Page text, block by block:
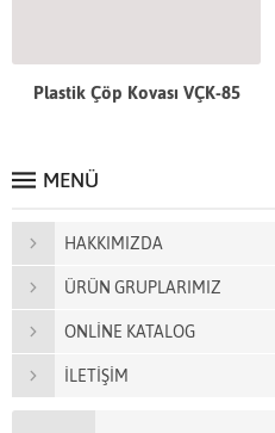
Plastik Çöp Kovası VÇK-85
MENÜ
HAKKIMIZDA
ÜRÜN GRUPLARIMIZ
ONLİNE KATALOG
İLETİŞİM